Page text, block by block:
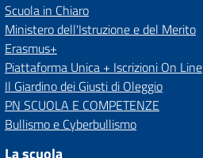
Scuola in Chiaro
Ministero dell'Istruzione e del Merito
Erasmus+
Piattaforma Unica + Iscrizioni On Line
Il Giardino dei Giusti di Oleggio
PN SCUOLA E COMPETENZE
Bullismo e Cyberbullismo
La scuola